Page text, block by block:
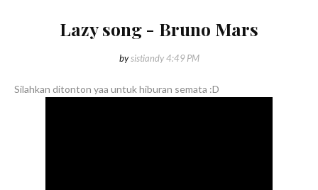
Lazy song - Bruno Mars
by sistiandy 4:49 PM
Silahkan ditonton yaa untuk hiburan semata :D